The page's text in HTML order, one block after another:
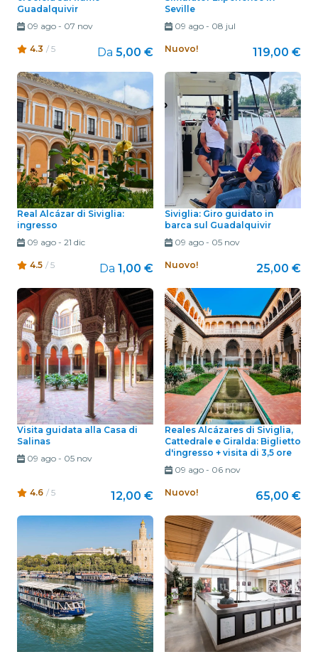
Guadalquivir
09 ago- 07 nov
4.3 / 5 Da 5,00 €
Seville
09 ago- 08 jul
Nuovo! 119,00 €
Real Alcázar di Siviglia:
ingresso
09 ago- 21 dic
4.5 / 5 Da 1,00 €
Siviglia: Giro guidato in
barca sul Guadalquivir
09 ago- 05 nov
Nuovo! 25,00 €
Visita guidata alla Casa di
Salinas
09 ago- 05 nov
4.6 / 5 12,00 €
Reales Alcázares di Siviglia,
Cattedrale e Giralda: Biglietto
d'ingresso + visita di 3,5 ore
09 ago- 06 nov
Nuovo! 65,00 €